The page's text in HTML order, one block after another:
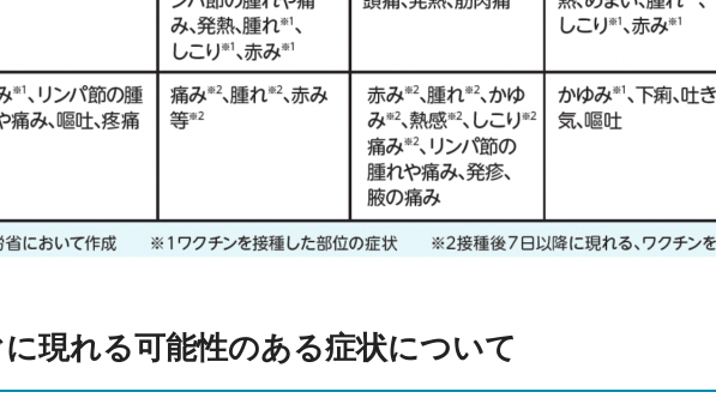
現れる可能性のある症状について